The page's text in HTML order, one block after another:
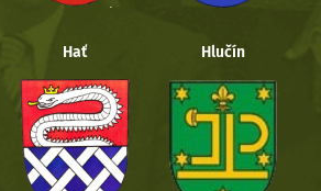
Hať Hlučín